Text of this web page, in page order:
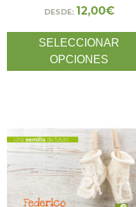
DESDE: 12,00€
SELECCIONAR
OPCIONES